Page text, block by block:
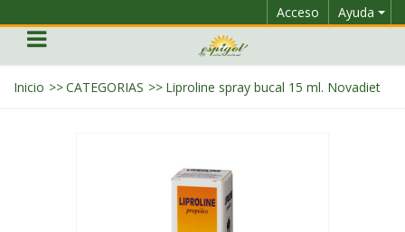
Ayuda
Acceso
Inicio >>CATEGORIAS >> Liproline spray bucal 15 ml. Novadiet